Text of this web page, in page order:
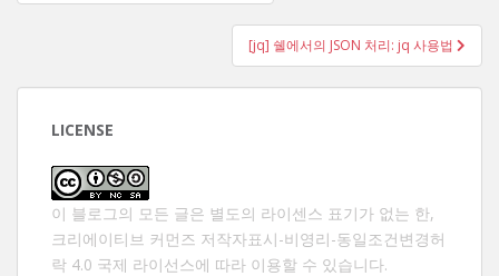
[jq] 쉘에서의 JSON 처리: jq 사용법
LICENSE
이 블로그의 모든 글은 별도의 라이센스 표기가 없는 한,
크리에이티브 커먼즈 저작자표시-비영리-동일조건변경허
락 4.0 국제 라이선스에 따라 이용할 수 있습니다.